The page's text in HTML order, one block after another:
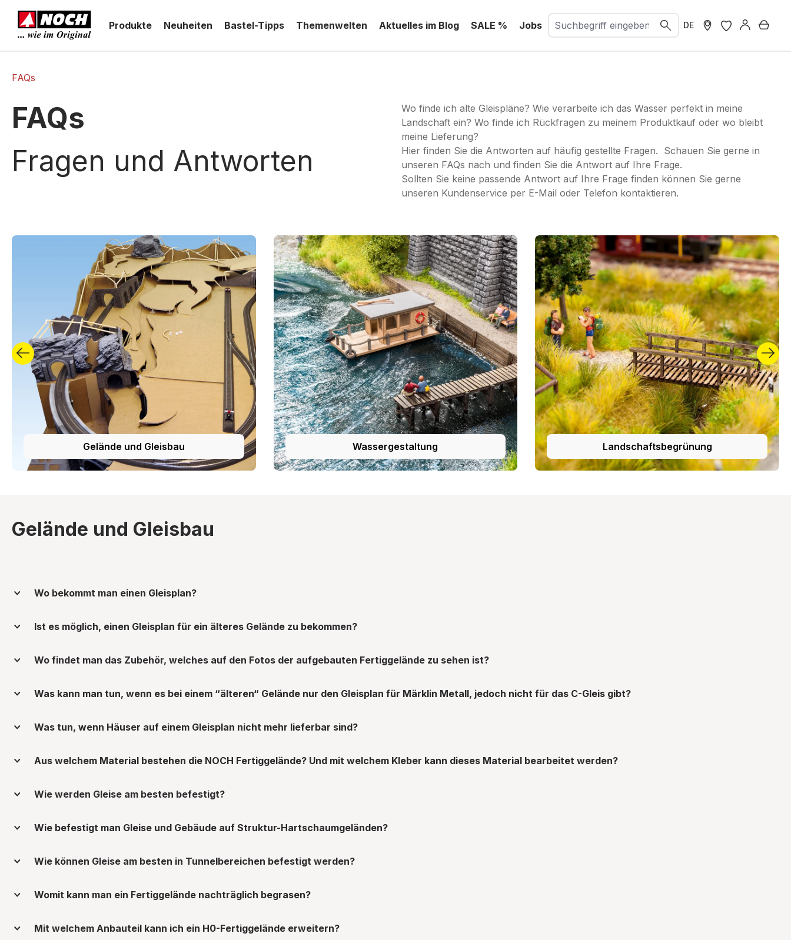
Zur Hauptnavigation springen
Produkte
Neuheiten Bastel-Tipps Themenwelten Aktuelles im Blog SALE % Jobs DE
FAQs
FAQs
Fragen und Antworten
Wo finde ich alte Gleispläne? Wie verarbeite ich das Wasser perfekt in meine
Landschaft ein? Wo finde ich Rückfragen zu meinem Produktkauf oder wo bleibt
meine Lieferung?
Hier finden Sie die Antworten auf häufig gestellte Fragen. Schauen Sie gerne in
unseren FAQs nach und finden Sie die Antwort auf Ihre Frage.
Sollten Sie keine passende Antwort auf Ihre Frage finden können Sie gerne
unseren Kundenservice per E-Mail oder Telefon kontaktieren.
Gelände und Gleisbau Wassergestaltung Landschaftsbegrünung
Gelände und Gleisbau
Wo bekommt man einen Gleisplan?
Ist es möglich, einen Gleisplan für ein älteres Gelände zu bekommen?
Wo findet man das Zubehör, welches auf den Fotos der aufgebauten Fertiggelände zu sehen ist?
Was kann man tun, wenn es bei einem “älteren“ Gelände nur den Gleisplan für Märklin Metall, jedoch nicht für das C-Gleis gibt?
Was tun, wenn Häuser auf einem Gleisplan nicht mehr lieferbar sind?
Aus welchem Material bestehen die NOCH Fertiggelände? Und mit welchem Kleber kann dieses Material bearbeitet werden?
Wie werden Gleise am besten befestigt?
Wie befestigt man Gleise und Gebäude auf Struktur-Hartschaumgeländen?
Wie können Gleise am besten in Tunnelbereichen befestigt werden?
Womit kann man ein Fertiggelände nachträglich begrasen?
Mit welchem Anbauteil kann ich ein H0-Fertiggelände erweitern?